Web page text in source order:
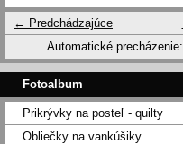
← Predchádzajúce
Automatické precházenie:
Fotoalbum
Prikrývky na posteľ - quilty
Obliečky na vankúšiky